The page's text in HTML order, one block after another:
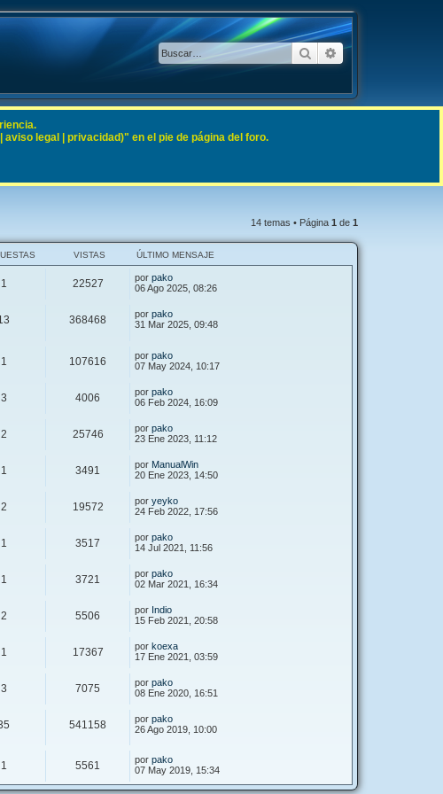
BuscarBúsqueda
14 temas • Página 1 de 1
VISTAS ÚLTIMO MENSAJE
1 22527 por pako
06 Ago 2025, 08:26
368468 por pako
31 Mar 2025, 09:48
1 107616 por pako
07 May 2024, 10:17
3 4006 por pako
06 Feb 2024, 16:09
2 25746 por pako
23 Ene 2023, 11:12
1 3491 por ManualWin
20 Ene 2023, 14:50
2 19572 por yeyko
24 Feb 2022, 17:56
1 3517 por pako
14 Jul 2021, 11:56
1 3721 por pako
02 Mar 2021, 16:34
2 5506 por Indio
15 Feb 2021, 20:58
1 17367 por koexa
17 Ene 2021, 03:59
3 7075 por pako
08 Ene 2020, 16:51
541158 por pako
26 Ago 2019, 10:00
1 5561 por pako
07 May 2019, 15:34
legal | privacidad)" en el pie de página del foro.